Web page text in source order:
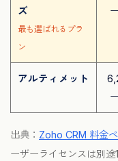
ズ
最も選ばれるプラ
ン
アルティメット
出典： Zoho CRM 料金
ーザーライセンスは別途